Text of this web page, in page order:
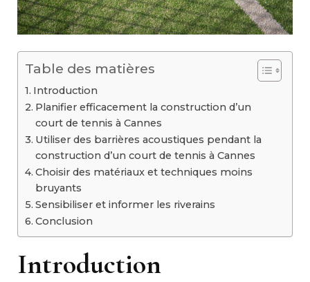
Table des matières
Introduction
Planifier efficacement la construction d’un
court de tennis à Cannes
Utiliser des barrières acoustiques pendant la
construction d’un court de tennis à Cannes
Choisir des matériaux et techniques moins
bruyants
Sensibiliser et informer les riverains
Conclusion
Introduction